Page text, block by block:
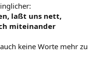
laßt uns nett,
miteinander
keine Worte mehr zu